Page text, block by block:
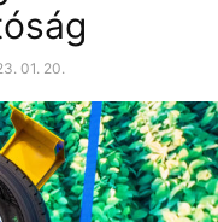
01. 20.